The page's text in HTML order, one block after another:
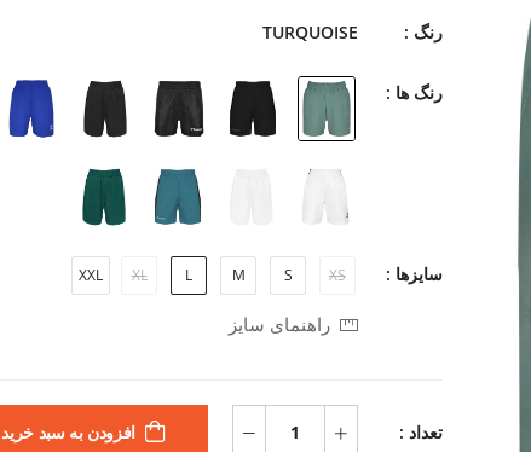
رنگ : TURQUOISE
رنگ ها :
سایزها : XS
S
M
L
XL
XXL
راهنمای سایز
تعداد : افزودن به سبد خرید